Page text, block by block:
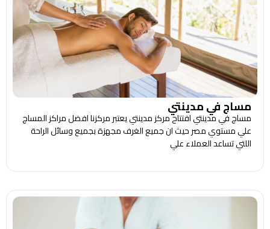
مساج في مدينتي
مساج في مدينتي افتتاح مركز مدينتي يعتبر مركزنا افضل مراكز المساج
علي مستوي مصر حيث ان جميع الغرف مجهزة بجميع وسائل الراحة
اللتي تساعد العملاء علي